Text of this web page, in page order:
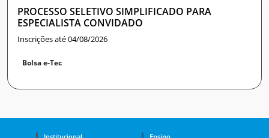
PROCESSO SELETIVO SIMPLIFICADO PARA
ESPECIALISTA CONVIDADO
Inscrições até 04/08/2026
Bolsa e-Tec